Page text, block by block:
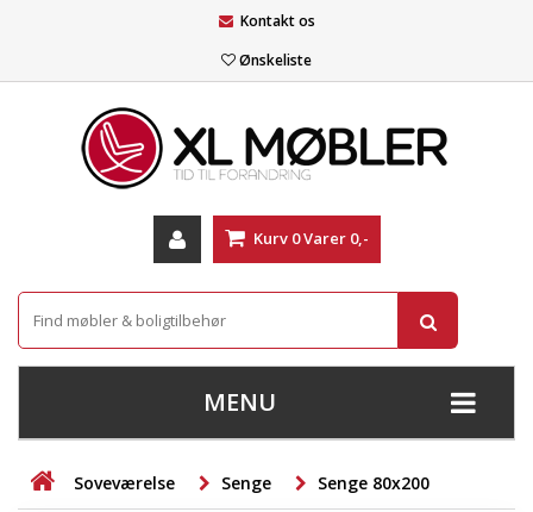
Kontakt os
Ønskeliste
Kurv 0Varer 0,-
MENU
Soveværelse Senge Senge 80x200